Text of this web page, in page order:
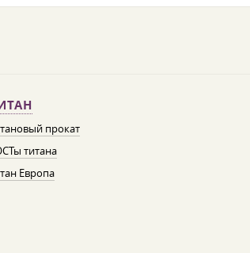
прокат
титана
Европа